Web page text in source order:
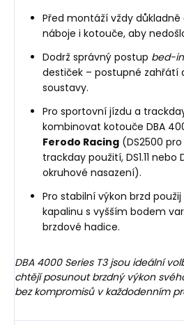
Před montáží vždy
náboje i kotouče, aby
Dodrž správný postup bed-in
destiček – postupné zahřátí
soustavy.
Pro sportovní jízdu a
kombinovat kotouče DBA
Ferodo Racing (DS2500
trackday použití, DS1.11 nebo
okruhové nasazení).
Pro stabilní výkon brzd
kapalinu s vyšším bodem
brzdové hadice.
DBA 4000 Series T3 jsou ideální
chtějí posunout brzdný výkon
bez kompromisů v každodenním